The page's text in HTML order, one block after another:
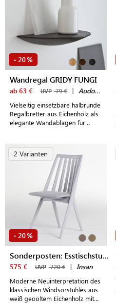
- 20%
Wandregal GRIDY FUNGI
ab 63 € UVP 79 € | Audo Copenhagen
Vielseitig einsetzbare halbrunde
Regalbretter aus Eichenholz als
elegante Wandablagen für
2 Varianten
- 20%
Sonderposten: Esstischstuhl KORONA
575 € UVP 720 € | Insan
Moderne Neuinterpretation des
klassischen Windsorstuhles aus
weiß geööltem Eichenholz mit